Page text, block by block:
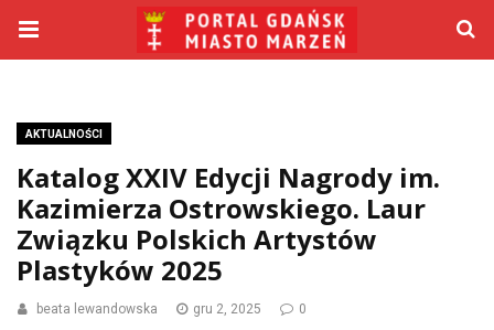
AKTUALNOŚCI
Katalog XXIV Edycji Nagrody im.
Kazimierza Ostrowskiego. Laur
Związku Polskich Artystów
Plastyków 2025
beata lewandowska gru 2, 2025 0